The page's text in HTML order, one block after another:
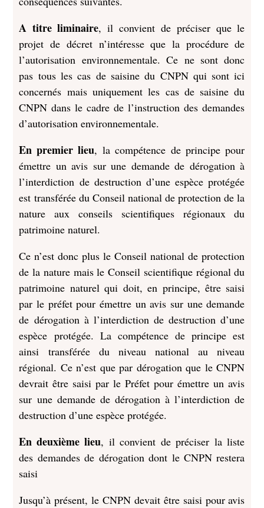
A titre liminaire, il convient de préciser que le
projet de décret n’intéresse que la procédure de
l’autorisation environnementale. Ce ne sont donc
pas tous les cas de saisine du CNPN qui sont ici
concernés mais uniquement les cas de saisine du
CNPN dans le cadre de l’instruction des demandes
d’autorisation environnementale.
En premier lieu, la compétence de principe pour
émettre un avis sur une demande de dérogation à
l’interdiction de destruction d’une espèce protégée
est transférée du Conseil national de protection de la
nature aux conseils scientifiques régionaux du
patrimoine naturel.
Ce n’est donc plus le Conseil national de protection
de la nature mais le Conseil scientifique régional du
patrimoine naturel qui doit, en principe, être saisi
par le préfet pour émettre un avis sur une demande
de dérogation à l’interdiction de destruction d’une
espèce protégée. La compétence de principe est
ainsi transférée du niveau national au niveau
régional. Ce n’est que par dérogation que le CNPN
devrait être saisi par le Préfet pour émettre un avis
sur une demande de dérogation à l’interdiction de
destruction d’une espèce protégée.
En deuxième lieu, il convient de préciser la liste
des demandes de dérogation dont le CNPN restera
saisi
Jusqu’à présent, le CNPN devait être saisi pour avis